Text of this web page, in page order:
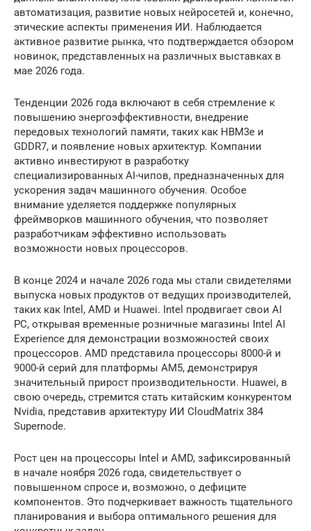
автоматизация, развитие новых нейросетей и, конечно,
этические аспекты применения ИИ. Наблюдается
активное развитие рынка, что подтверждается обзором
новинок, представленных на различных выставках в
мае 2026 года.
Тенденции 2026 года включают в себя стремление к
повышению энергоэффективности, внедрение
передовых технологий памяти, таких как HBM3e и
GDDR7, и появление новых архитектур. Компании
активно инвестируют в разработку
специализированных AI-чипов, предназначенных для
ускорения задач машинного обучения. Особое
внимание уделяется поддержке популярных
фреймворков машинного обучения, что позволяет
разработчикам эффективно использовать
возможности новых процессоров.
В конце 2024 и начале 2026 года мы стали свидетелями
выпуска новых продуктов от ведущих производителей,
таких как Intel, AMD и Huawei. Intel продвигает свои AI
PC, открывая временные розничные магазины Intel AI
Experience для демонстрации возможностей своих
процессоров. AMD представила процессоры 8000-й и
9000-й серий для платформы AM5, демонстрируя
значительный прирост производительности. Huawei, в
свою очередь, стремится стать китайским конкурентом
Nvidia, представив архитектуру ИИ CloudMatrix 384
Supernode.
Рост цен на процессоры Intel и AMD, зафиксированный
в начале ноября 2026 года, свидетельствует о
повышенном спросе и, возможно, о дефиците
компонентов. Это подчеркивает важность тщательного
планирования и выбора оптимального решения для